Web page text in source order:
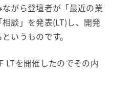
がら登壇者が「最近の業
談」を発表(LT)し、開発
いうものです。
LTを開催したのでその内